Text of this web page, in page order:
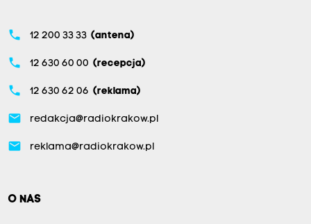
phone 12 200 33 33 (antena)
phone 12 630 60 00 (recepcja)
phone 12 630 62 06 (reklama)
email redakcja@radiokrakow.pl
email reklama@radiokrakow.pl
O NAS